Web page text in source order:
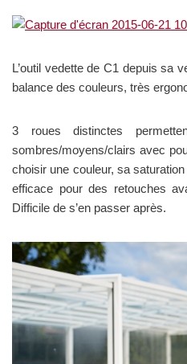
L’outil vedette de C1 depuis sa
balance des couleurs, très
3 roues distinctes
sombres/moyens/clairs avec
choisir une couleur, sa
efficace pour des retouches
Difficile de s’en passer après.